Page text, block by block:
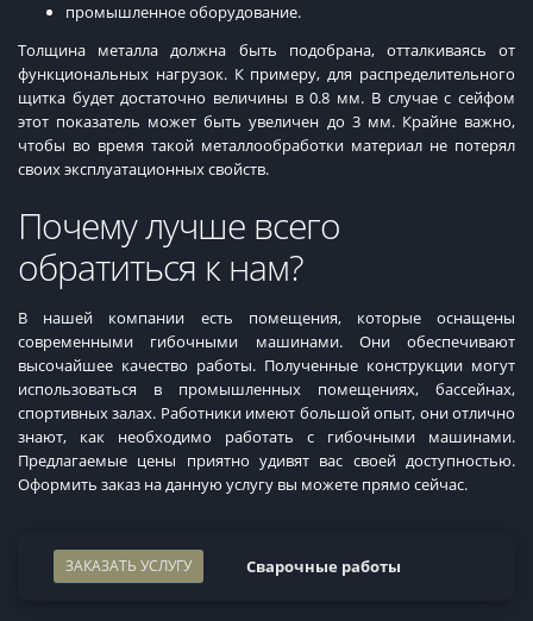
промышленное оборудование.
Толщина металла должна быть подобрана, отталкиваясь от
функциональных нагрузок. К примеру, для распределительного
щитка будет достаточно величины в 0.8 мм. В случае с сейфом
этот показатель может быть увеличен до 3 мм. Крайне важно,
чтобы во время такой металлообработки материал не потерял
своих эксплуатационных свойств.
Почему лучше всего
обратиться к нам?
В нашей компании есть помещения, которые оснащены
современными гибочными машинами. Они обеспечивают
высочайшее качество работы. Полученные конструкции могут
использоваться в промышленных помещениях, бассейнах,
спортивных залах. Работники имеют большой опыт, они отлично
знают, как необходимо работать с гибочными машинами.
Предлагаемые цены приятно удивят вас своей доступностью.
Оформить заказ на данную услугу вы можете прямо сейчас.
ЗАКАЗАТЬ УСЛУГУ Сварочные работы